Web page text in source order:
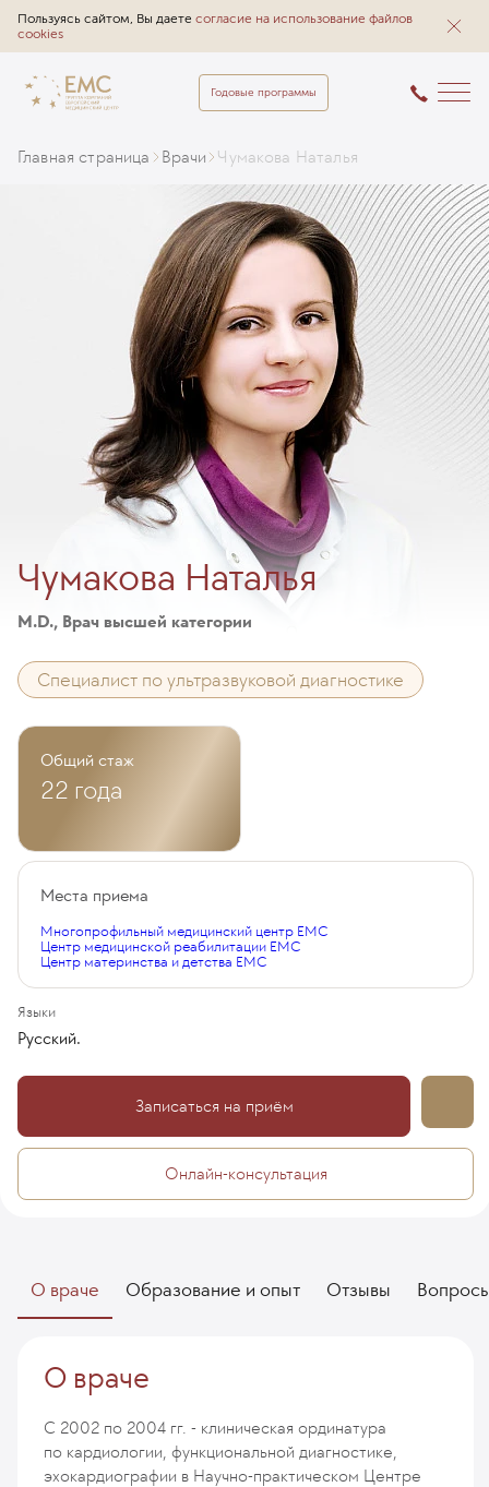
Пользуясь сайтом, Вы даете согласие на использование файлов
cookies
Годовые программы
Главная страница Врачи Чумакова Наталья
Чумакова Наталья
M.D., Врач высшей категории
Специалист по ультразвуковой диагностике
Общий стаж
22 года
Места приема
Многопрофильный медицинский центр EMC
Центр медицинской реабилитации EMC
Центр материнства и детства EMC
Языки
Русский.
Записаться на приём
Онлайн-консультация
О враче Образование и опыт Отзывы
О враче
C 2002 по 2004 гг. - клиническая ординатура
по кардиологии, функциональной диагностике,
эхокардиографии в Научно-практическом Центре